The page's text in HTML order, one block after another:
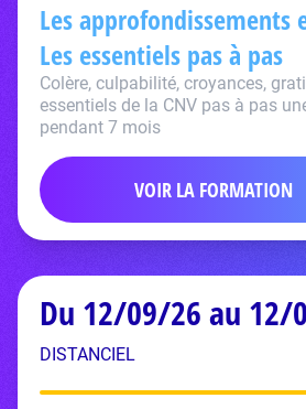
Les approfondissements
Les essentiels pas à pas
Colère, culpabilité, croyances,
essentiels de la CNV pas à pas
pendant 7 mois
VOIR LA FORMATION
Du 12/09/26 au 12/
DISTANCIEL